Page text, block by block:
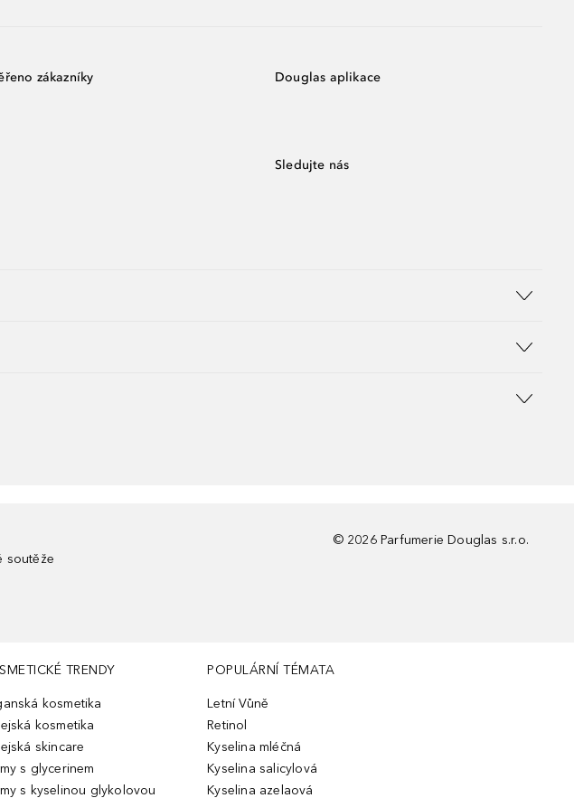
zákazníky Douglas aplikace
Sledujte nás
soutěže
© 2026 Parfumerie Douglas s.r.o.
TRENDY
kosmetika
kosmetika
skincare
s glycerinem
s kyselinou glykolovou
POPULÁRNÍ TÉMATA
Letní Vůně
Retinol
Kyselina mléčná
Kyselina salicylová
Kyselina azelaová